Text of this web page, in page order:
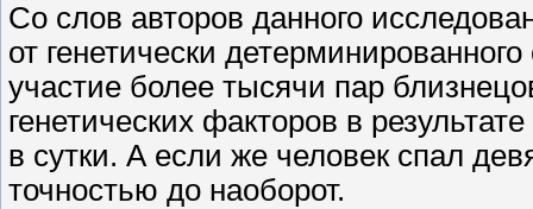
Со слов авторов данного
от генетически
участие более тысячи пар
генетических факторов в
в сутки. А если же человек спал
точностью до наоборот.